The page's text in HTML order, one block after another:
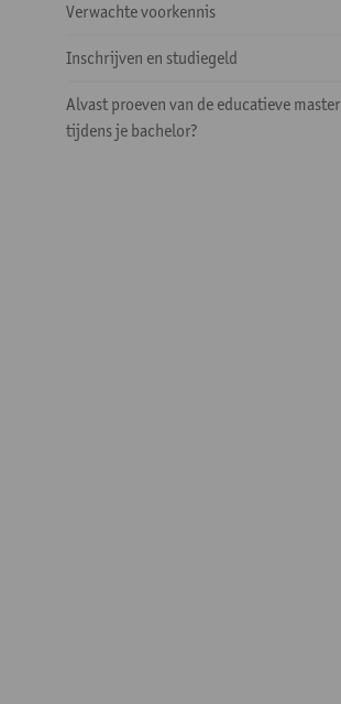
Verwachte voorkennis
Inschrijven en studiegeld
Alvast proeven van de educatieve master
tijdens je bachelor?